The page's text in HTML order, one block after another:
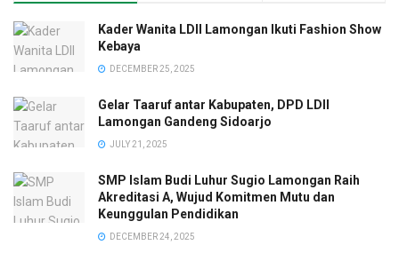
Kader Wanita LDII Lamongan Ikuti Fashion Show
Kebaya
DECEMBER 25, 2025
Gelar Taaruf antar Kabupaten, DPD LDII
Lamongan Gandeng Sidoarjo
JULY 21, 2025
SMP Islam Budi Luhur Sugio Lamongan Raih
Akreditasi A, Wujud Komitmen Mutu dan
Keunggulan Pendidikan
DECEMBER 24, 2025